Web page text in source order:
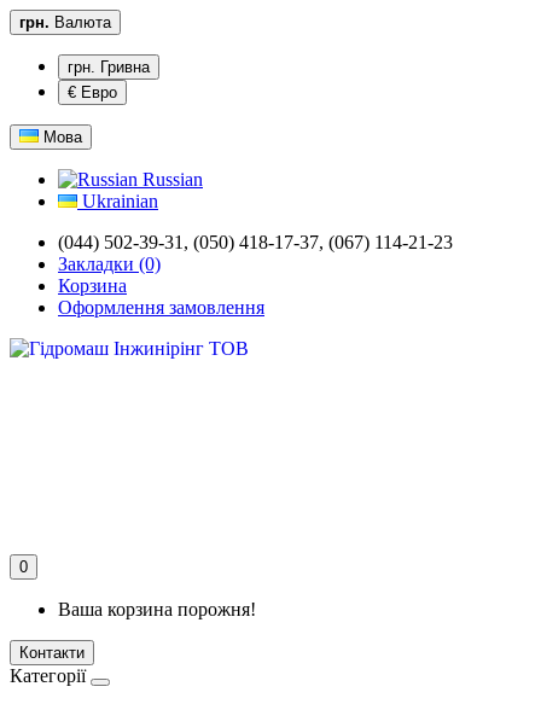
грн. Валюта
грн. Гривна
€ Евро
Мова
Russian
Ukrainian
(044) 502-39-31, (050) 418-17-37, (067) 114-21-23
Закладки (0)
Корзина
Оформлення замовлення
0
Ваша корзина порожня!
Контакти
Категорії